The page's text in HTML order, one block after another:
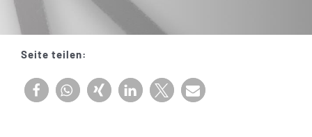
Seite teilen: